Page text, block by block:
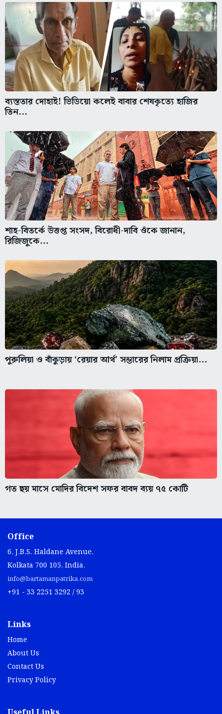
ব্যস্ততার দোহাই! ভিডিয়ো কলেই বাবার শেষকৃত্যে হাজির
তিন...
শাহ-বিতর্কে উত্তপ্ত সংসদ, বিরোধী-দাবি ওঁকে জানান,
রিজিজুকে...
পুরুলিয়া ও বাঁকুড়ায় ‘রেয়ার আর্থ’ সম্ভারের নিলাম প্রক্রিয়া...
গত ছয় মাসে মোদির বিদেশ সফর বাবদ ব্যয় ৭৫ কোটি
Office
6, J.B.S. Haldane Avenue,
Kolkata 700 105, India.
info@bartamanpatrika.com
+91 - 33 2251 3292 / 93
Links
Home
About Us
Contact Us
Privacy Policy